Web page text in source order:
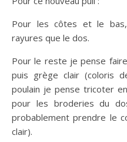
Pour les côtes et le
rayures que le dos.
Pour le reste je pense
puis grège clair (coloris
poulain je pense tricoter
pour les broderies du
probablement prendre le
clair).